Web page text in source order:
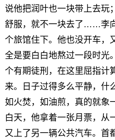
说他把润叶也一块带上去玩
舒服，就不一块去了……李
个旅馆住下。他也没开车，
全是要白白地熬过一段时光
个有期徒刑，在这里屈指计
来。日子过得多么平静，什
如火焚，如油煎，真的就象
白天，他拿着一张月票，从
又上了另一辆公共汽车。首